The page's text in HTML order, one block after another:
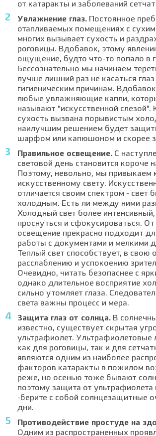
от катаракты и заболеваний
Увлажнение глаз. Постоянное
отапливаемых помещениях с
многих вызывает сухость и
роговицы. Вдобавок, этому
ощущение, будто что-то попало в
Бессознательно мы начинаем
лучше лишний раз не касаться
гигиеническим причинам.
любые увлажняющие капли,
называют "искусственной слезой".
сухость вызвана порывистым
наилучшим решением будет
шарфом или капюшоном и скорее
Правильное освещение. С
световой день становится короче
Поэтому, невольно, мы привыкаем
искусственному свету.
отличается своим спектром - свет
холодным. Есть ли между ними
Холодный свет более
проснуться и сфокусироваться.
освещение прекрасно подходит
работы с документами и мелкими
Теплый свет способствует, в свою
расслаблению и успокоению
Очевидно, читать безопаснее с
однако длительное восприятие
сильно утомляет глаза.
света важны процесс и мера.
Защита глаз от солнца. В
известно, существует скрытая
ультрафиолет. Ультрафиолетовые
как для роговицы, так и для
являются одним из наиболее
факторов катаракты в пожилом
реже, но осенью тоже бывают
поэтому защита от
-берите с собой солнцезащитные
дни.
Противодействие простуде на
Одним из распространенных